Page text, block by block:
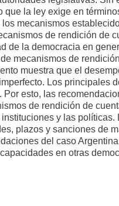
que la ley exige en
mecanismos
de rendición de
de la democracia en
mecanismos de
muestra que el
Los principales
esto, las
de rendición de
y las políticas.
plazos y sanciones de
del caso
en otras